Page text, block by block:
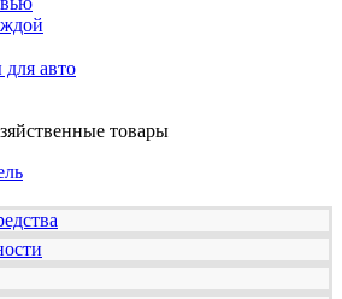
авто
товары